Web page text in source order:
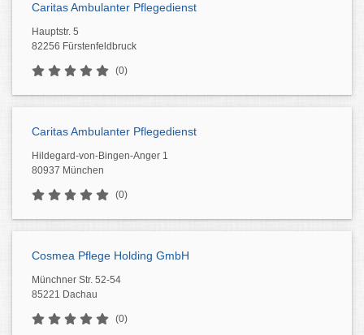
Caritas Ambulanter Pflegedienst
Hauptstr. 5
82256 Fürstenfeldbruck
(0)
Caritas Ambulanter Pflegedienst
Hildegard-von-Bingen-Anger 1
80937 München
(0)
Cosmea Pflege Holding GmbH
Münchner Str. 52-54
85221 Dachau
(0)